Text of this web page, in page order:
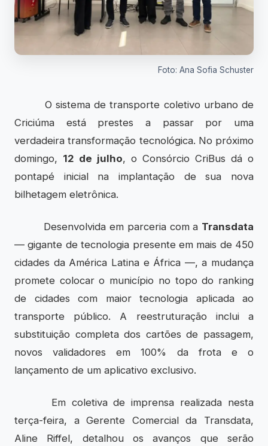
Foto: Ana Sofia Schuster
O sistema de transporte coletivo urbano de
Criciúma está prestes a passar por uma
verdadeira transformação tecnológica. No próximo
domingo, 12 de julho, o Consórcio CriBus dá o
pontapé inicial na implantação de sua nova
bilhetagem eletrônica.
Desenvolvida em parceria com a Transdata
— gigante de tecnologia presente em mais de 450
cidades da América Latina e África —, a mudança
promete colocar o município no topo do ranking
de cidades com maior tecnologia aplicada ao
transporte público. A reestruturação inclui a
substituição completa dos cartões de passagem,
novos validadores em 100% da frota e o
lançamento de um aplicativo exclusivo.
Em coletiva de imprensa realizada nesta
terça-feira, a Gerente Comercial da Transdata,
Aline Riffel, detalhou os avanços que serão